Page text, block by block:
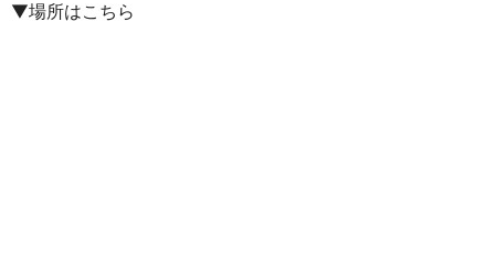
▼場所はこちら